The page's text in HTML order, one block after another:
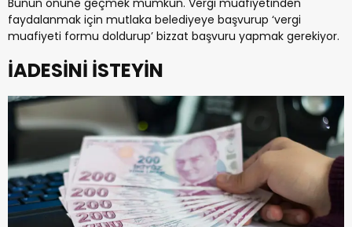
Bunun önüne geçmek mümkün. Vergi muafiyetinden
faydalanmak için mutlaka belediyeye başvurup ‘vergi
muafiyeti formu doldurup’ bizzat başvuru yapmak gerekiyor.
İADESİNİ İSTEYİN